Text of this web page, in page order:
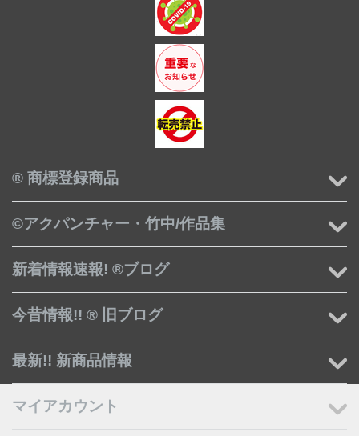
® 商標登録商品
©アクパンチャー・竹中/作品集
新着情報速報! ®ブログ
今昔情報!! ® 旧ブログ
最新!! 新商品情報
マイアカウント